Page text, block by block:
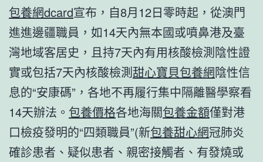
包養網dcard宣布，自8月12日零時起，從澳門
進進邊疆職員，如14天內無本國或噴鼻港及臺
灣地域客居史，且持7天內有用核酸檢測陰性證
實或包括7天內核酸檢測甜心寶貝包養網陰性信
息的“安康碼”，各地不再履行集中隔離醫學察看
14天辦法。 包養價格各地海關包養金額僅對港
口檢疫發明的“四類職員”(新包養甜心網冠肺炎
確診患者、疑似患者、親密接觸者、有發燒或